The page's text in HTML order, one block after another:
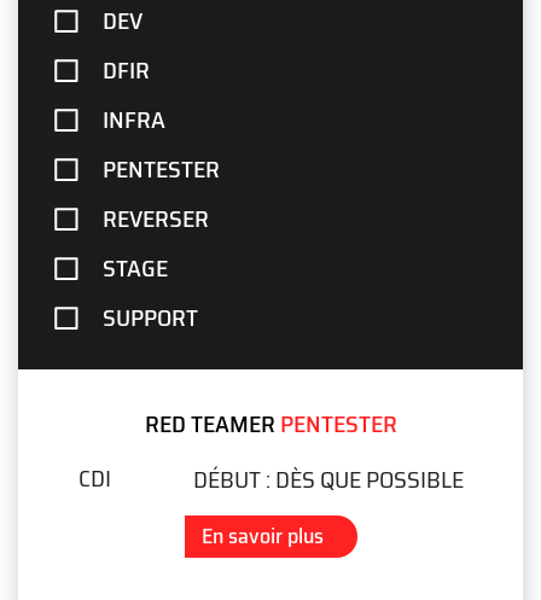
DEV
DFIR
INFRA
PENTESTER
REVERSER
STAGE
SUPPORT
RED TEAMERPENTESTER
CDI
DÉBUT :DÈS QUE POSSIBLE
En savoir plus